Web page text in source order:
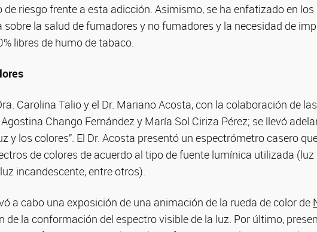
de riesgo frente a esta adicción. Asimismo, se ha enfatizado en los
la salud de fumadores y no fumadores y la necesidad de
libres de humo de tabaco.
Carolina Talio y el Dr. Mariano Acosta, con la colaboración de
Chango Fernández y María Sol Ciriza Pérez; se llevó
y los colores”. El Dr. Acosta presentó un espectrómetro casero
de colores de acuerdo al tipo de fuente lumínica utilizada (luz
incandescente, entre otros).
a cabo una exposición de una animación de la rueda de color de
de la conformación del espectro visible de la luz. Por último,